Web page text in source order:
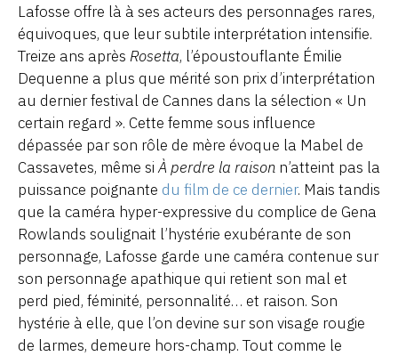
Lafosse offre là à ses acteurs des personnages rares,
équivoques, que leur subtile interprétation intensifie.
Treize ans après Rosetta, l’époustouflante Émilie
Dequenne a plus que mérité son prix d’interprétation
au dernier festival de Cannes dans la sélection « Un
certain regard ». Cette femme sous influence
dépassée par son rôle de mère évoque la Mabel de
Cassavetes, même siÀ perdre la raison n’atteint pas la
puissance poignante du film de ce dernier. Mais tandis
que la caméra hyper-expressive du complice de Gena
Rowlands soulignait l’hystérie exubérante de son
personnage, Lafosse garde une caméra contenue sur
son personnage apathique qui retient son mal et
perd pied, féminité, personnalité… et raison. Son
hystérie à elle, que l’on devine sur son visage rougie
de larmes, demeure hors-champ. Tout comme le